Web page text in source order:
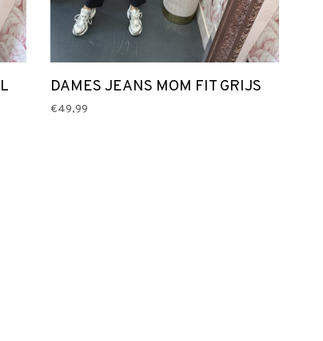
DAMES JEANS MOM FIT GRIJS
€49,99